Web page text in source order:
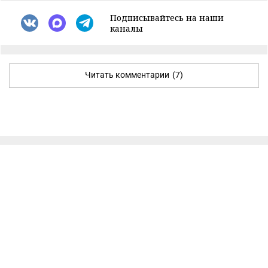
Подписывайтесь на наши
каналы
Читать комментарии (7)